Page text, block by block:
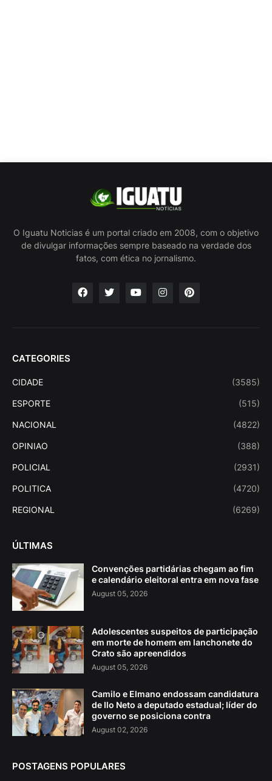
O Iguatu Noticias é um portal criado em 2008, com o objetivo
de divulgar informações sempre baseado na verdade dos
fatos, com ética no jornalismo.
CATEGORIES
CIDADE (3585)
ESPORTE (515)
NACIONAL (4822)
OPINIAO (388)
POLICIAL (2931)
POLITICA (4720)
REGIONAL (6269)
ÚLTIMAS
Convenções partidárias chegam ao fim
e calendário eleitoral entra em nova fase
August 05, 2026
Adolescentes suspeitos de participação
em morte de homem em lanchonete do
Crato são apreendidos
August 05, 2026
Camilo e Elmano endossam candidatura
de Ilo Neto a deputado estadual; líder do
governo se posiciona contra
August 02, 2026
POSTAGENS POPULARES